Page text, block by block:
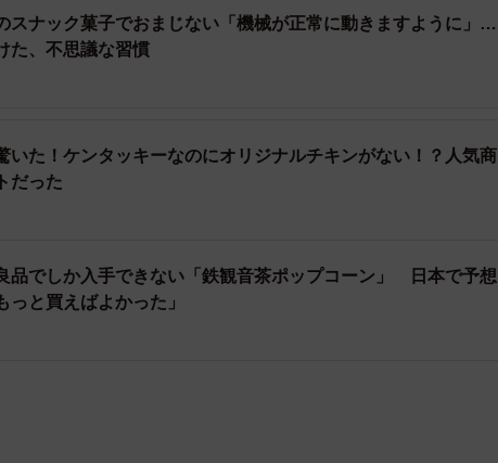
スナック菓子でおまじない「機械が正常に動きますように」…
た、不思議な習慣
いた！ケンタッキーなのにオリジナルチキンがない！？人気商
だった
品でしか入手できない「鉄観音茶ポップコーン」 日本で予想
っと買えばよかった」